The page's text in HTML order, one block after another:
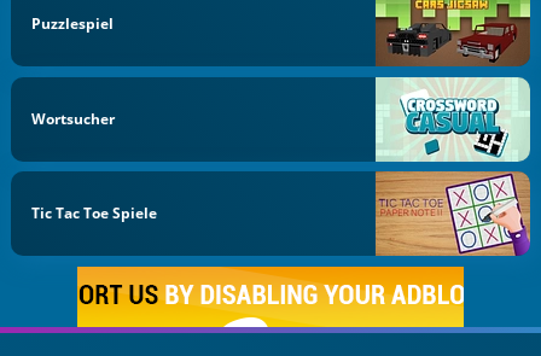
Puzzlespiel
Wortsucher
Tic Tac Toe Spiele